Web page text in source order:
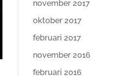
november 2017
oktober 2017
februari 2017
november 2016
februari 2016